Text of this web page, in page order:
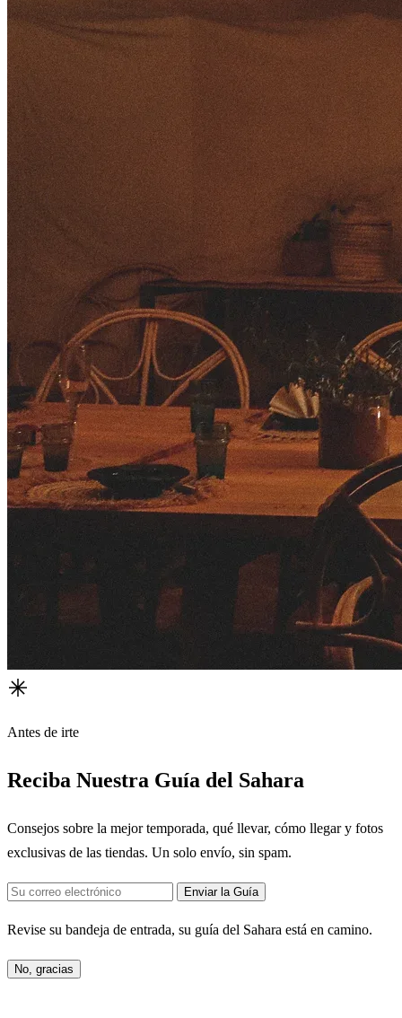
Antes de irte
Reciba Nuestra Guía del Sahara
Consejos sobre la mejor temporada, qué llevar, cómo llegar y fotos
exclusivas de las tiendas. Un solo envío, sin spam.
Enviar la Guía
Revise su bandeja de entrada, su guía del Sahara está en camino.
No, gracias